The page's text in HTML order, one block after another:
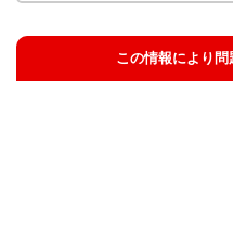
この情報により問